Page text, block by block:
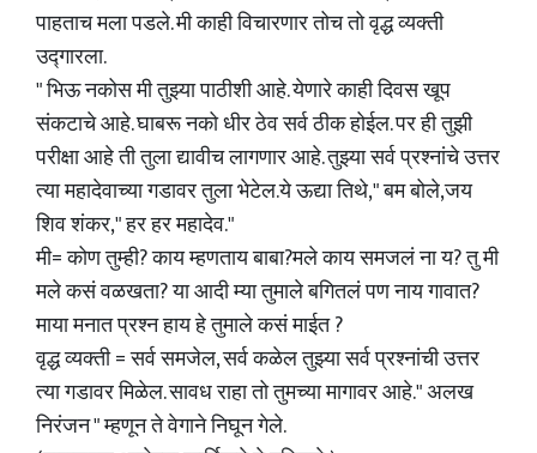
पाहताच मला पडले. मी काही विचारणार तोच तो वृद्ध व्यक्ती
उद्गारला.
" भिऊ नकोस मी तुझ्या पाठीशी आहे. येणारे काही दिवस खूप
संकटाचे आहे. घाबरू नको धीर ठेव सर्व ठीक होईल. पर ही तुझी
परीक्षा आहे ती तुला द्यावीच लागणार आहे. तुझ्या सर्व प्रश्नांचे उत्तर
त्या महादेवाच्या गडावर तुला भेटेल.ये ऊद्या तिथे," बम बोले,जय
शिव शंकर," हर हर महादेव."
मी= कोण तुम्ही? काय म्हणताय बाबा?मले काय समजलं ना य? तु मी
मले कसं वळखता? या आदी म्या तुमाले बगितलं पण नाय गावात?
माया मनात प्रश्न हाय हे तुमाले कसं माईत ?
वृद्ध व्यक्ती = सर्व समजेल, सर्व कळेल तुझ्या सर्व प्रश्नांची उत्तर
त्या गडावर मिळेल. सावध राहा तो तुमच्या मागावर आहे." अलख
निरंजन " म्हणून ते वेगाने निघून गेले.